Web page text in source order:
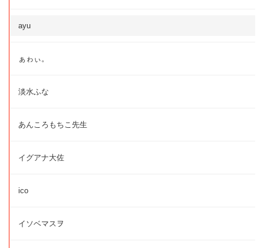
ayu
ぁゎぃ。
淡水ふな
あんころもちこ先生
イグアナ大佐
ico
イソベマスヲ